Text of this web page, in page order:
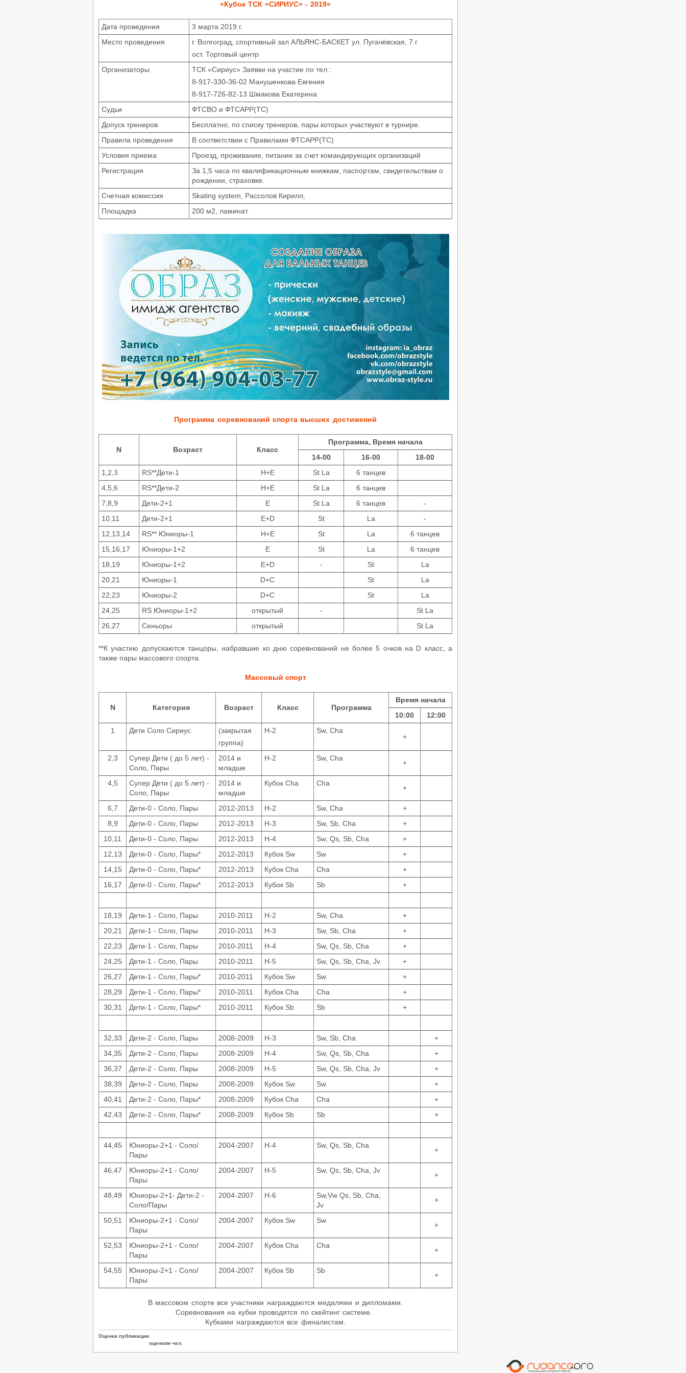
«Кубок ТСК «СИРИУС» - 2019»
Дата проведения
3 марта 2019 г.
Место проведения
г. Волгоград, спортивный зал АЛЬЯНС-БАСКЕТ ул. Пугачёвская, 7 г
ост. Торговый центр
Организаторы
ТСК «Сириус» Заявки на участие по тел.:
8-917-330-36-02 Манушенкова Евгения
8-917-726-82-13 Шмакова Екатерина
Судьи
ФТСВО и ФТСАРР(ТС)
Допуск тренеров
Бесплатно, по списку тренеров, пары которых участвуют в турнире.
Правила проведения
В соответствии с Правилами ФТСАРР(ТС)
Условия приема
Проезд, проживание, питание за счет командирующих организаций
Регистрация
За 1,5 часа по квалификационным книжкам, паспортам, свидетельствам о
рождении, страховке.
Счетная комиссия
Skating system, Рассолов Кирилл,
Площадка
200 м2, ламинат
Программа соревнований спорта высших достижений
N Возраст Класс
Программа, Время начала
14-00
16-00
18-00
1,2,3
RS**Дети-1 Н+E St La
6 танцев
4,5,6
RS**Дети-2 Н+E St La
6 танцев
7,8,9
Дети-2+1 E St La 6 танцев
-
10,11
Дети-2+1 Е+D St La
-
12,13,14
RS** Юниоры-1 Н+E St La
6 танцев
15,16,17
Юниоры-1+2 Е St La
6 танцев
18,19
Юниоры-1+2 Е+D - St
La
20,21
Юниоры-1 D+С St
La
22,23
Юниоры-2 D+С St
La
24,25
RS Юниоры-1+2 открытый -
St La
26,27
Сеньоры открытый St La
**К участию допускаются танцоры, набравшие ко дню соревнований не более 5 очков на D класс, а
также пары массового спорта.
Массовый спорт
N Категория Возраст Класс Программа
Время начала
10:00
12:00
1
Дети Соло Сириус
(закрытая
группа)
Н-2 Sw, Cha
+
2,3
Супер Дети ( до 5 лет) -
Соло, Пары
2014 и
младше
Н-2 Sw, Cha
+
4,5
Супер Дети ( до 5 лет) -
Соло, Пары
2014 и
младше
Кубок Сha Cha
+
6,7 Дети-0 - Соло, Пары 2012-2013 Н-2 Sw, Cha
+
8,9
Дети-0 - Соло, Пары 2012-2013 Н-3 Sw, Sb, Cha
+
10,11
Дети-0 - Соло, Пары 2012-2013 Н-4 Sw, Qs, Sb, Cha
+
12,13
Дети-0 - Соло, Пары* 2012-2013 Кубок Sw Sw
+
14,15
Дети-0 - Соло, Пары* 2012-2013 Кубок Cha Cha
+
16,17
Дети-0 - Соло, Пары* 2012-2013 Кубок Sb Sb +
18,19 Дети-1 - Соло, Пары 2010-2011 Н-2 Sw, Cha
+
20,21
Дети-1 - Соло, Пары 2010-2011 Н-3 Sw, Sb, Cha
+
22,23
Дети-1 - Соло, Пары 2010-2011 Н-4 Sw, Qs, Sb, Cha
+
24,25
Дети-1 - Соло, Пары 2010-2011 Н-5 Sw, Qs, Sb, Cha, Jv
+
26,27
Дети-1 - Соло, Пары* 2010-2011 Кубок Sw Sw
+
28,29
Дети-1 - Соло, Пары* 2010-2011 Кубок Сha Cha
+
30,31
Дети-1 - Соло, Пары* 2010-2011 Кубок Sb Sb +
32,33 Дети-2 - Соло, Пары 2008-2009 Н-3 Sw, Sb, Cha
+
34,35
Дети-2 - Соло, Пары 2008-2009 Н-4 Sw, Qs, Sb, Cha
+
36,37
Дети-2 - Соло, Пары 2008-2009 Н-5 Sw, Qs, Sb, Cha, Jv
+
38,39
Дети-2 - Соло, Пары 2008-2009 Кубок Sw Sw
+
40,41
Дети-2 - Соло, Пары* 2008-2009 Кубок Сha Cha
+
42,43
Дети-2 - Соло, Пары* 2008-2009 Кубок Sb Sb +
44,45
Юниоры-2+1 - Соло/
Пары
2004-2007 H-4 Sw, Qs, Sb, Cha
+
46,47
Юниоры-2+1 - Соло/
Пары
2004-2007 H-5 Sw, Qs, Sb, Cha, Jv
+
48,49
Юниоры-2+1- Дети-2 -
Соло/Пары
2004-2007 H-6
Sw,Vw Qs, Sb, Cha,
Jv
+
50,51
Юниоры-2+1 - Соло/
Пары
2004-2007 Кубок Sw Sw
+
52,53
Юниоры-2+1 - Соло/
Пары
2004-2007 Кубок Сha Cha
+
54,55
Юниоры-2+1 - Соло/
Пары
2004-2007 Кубок Sb Sb
+
В массовом спорте все участники награждаются медалями и дипломами.
Соревнования на кубки проводятся по скейтинг системе.
Кубками награждаются все финалистам.
Оценка публикации
оценили чел.